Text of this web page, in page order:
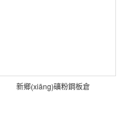
新鄉(xiāng)礦粉鋼板倉